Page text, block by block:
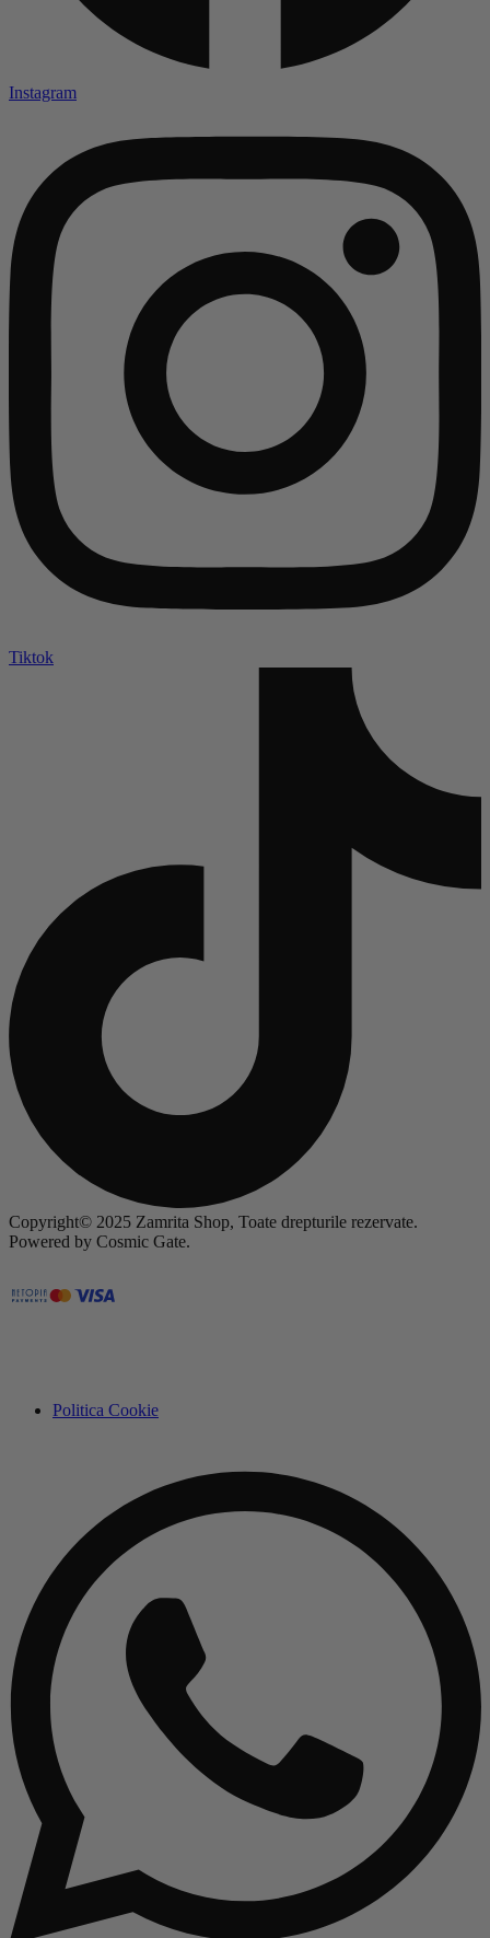
Instagram
Tiktok
Copyright© 2025 Zamrita Shop, Toate drepturile rezervate.
Powered by Cosmic Gate.
Politica Cookie